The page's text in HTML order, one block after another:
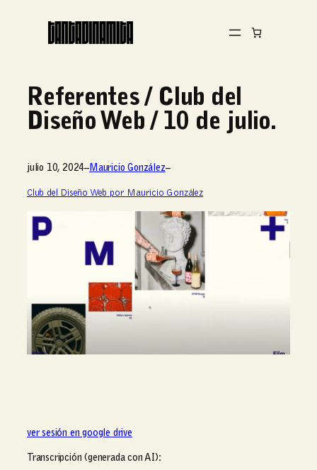
Referentes / Club del
Diseño Web / 10 de julio.
julio 10, 2024– Mauricio González–
Club del Diseño Web por Mauricio González
ver sesión en google drive
Transcripción (generada con AI):